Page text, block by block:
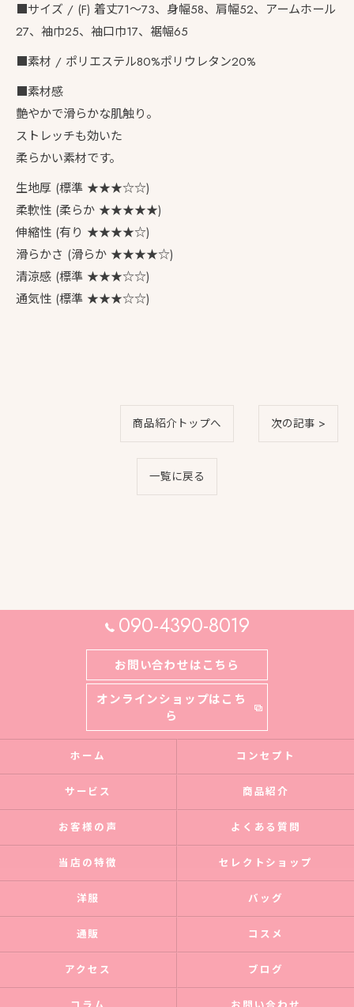
■サイズ / (F) 着丈71〜73、身幅58、肩幅52、アームホール
27、袖巾25、袖口巾17、裾幅65
■素材 / ポリエステル80%ポリウレタン20%
■素材感
艶やかで滑らかな肌触り。
ストレッチも効いた
柔らかい素材です。
生地厚 (標準 ★★★☆☆)
柔軟性 (柔らか ★★★★★)
伸縮性 (有り ★★★★☆)
滑らかさ (滑らか ★★★★☆)
清涼感 (標準 ★★★☆☆)
通気性 (標準 ★★★☆☆)
商品紹介トップへ 次の記事 >
一覧に戻る
090-4390-8019
お問い合わせはこちら
オンラインショップはこち
ら
ホーム コンセプト
サービス 商品紹介
お客様の声 よくある質問
当店の特徴 セレクトショップ
洋服 バッグ
通販 コスメ
アクセス ブログ